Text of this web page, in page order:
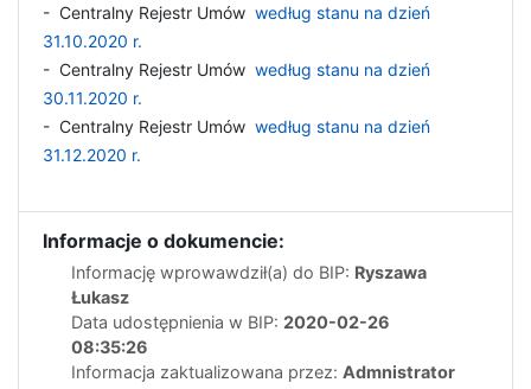
- Centralny Rejestr Umów według stanu na dzień
31.10.2020 r.
- Centralny Rejestr Umów według stanu na dzień
30.11.2020 r.
- Centralny Rejestr Umów według stanu na dzień
31.12.2020 r.
Informacje o dokumencie:
Informację wprowawdził(a) do BIP: Ryszawa
Łukasz
Data udostępnienia w BIP: 2020-02-26
08:35:26
Informacja zaktualizowana przez: Admnistrator